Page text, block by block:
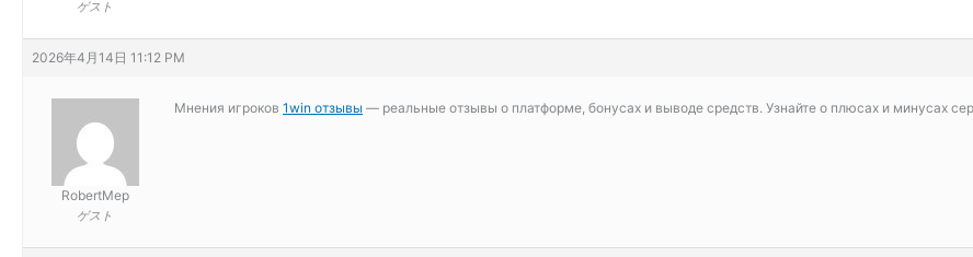
ゲスト
2026年4月14日 11:12 PM
RobertMep
ゲスト
Мнения игроков 1win отзывы — реальные отзывы о платформе, бонусах и выводе средств. Узнайте о плюсах и минусах